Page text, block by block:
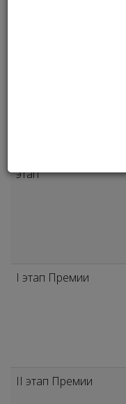
этап
I этап Премии
II этап Премии